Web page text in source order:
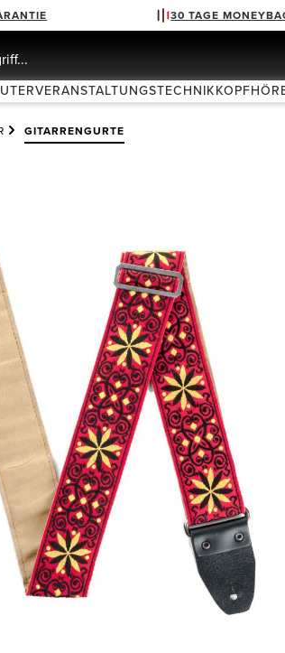
30 TAGE
VERANSTALTUNGSTECHNIK
GITARRENGURTE